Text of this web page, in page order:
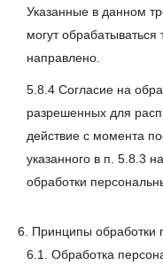
Указанные в данном
могут
направлено.
5.8.4 Согласие на
разрешенных для
действие с момента
указанного в п. 5.8.3
обработки
6. Принципы обработки
6.1. Обработка